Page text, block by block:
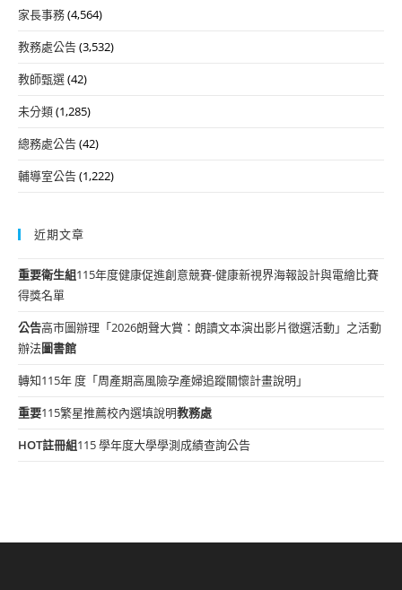
家長事務(4,564)
教務處公告(3,532)
教師甄選(42)
未分類(1,285)
總務處公告(42)
輔導室公告(1,222)
近期文章
重要衛生組115年度健康促進創意競賽-健康新視界海報設計與電繪比賽
得獎名單
公告高市圖辦理「2026朗聲大賞：朗讀文本演出影片徵選活動」之活動
辦法圖書館
轉知115年 度「周產期高風險孕產婦追蹤關懷計畫說明」
重要115繁星推薦校內選填說明教務處
HOT註冊組115 學年度大學學測成績查詢公告